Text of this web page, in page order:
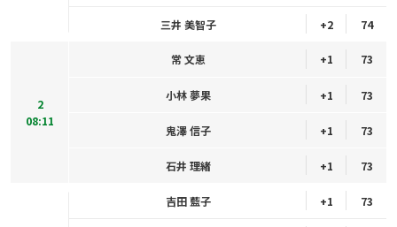
三井 美智子 +2 74
2
08:11
常 文恵 +1 73
小林 夢果 +1 73
鬼澤 信子 +1 73
石井 理緒 +1 73
吉田 藍子 +1 73